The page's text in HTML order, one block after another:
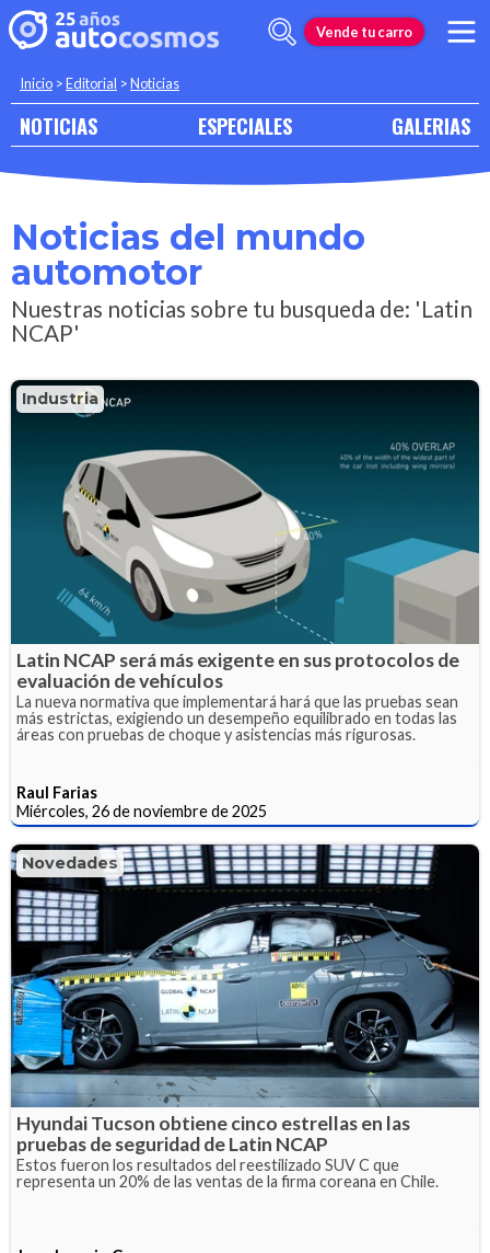
Vende tu carro
Inicio >Editorial >Noticias
NOTICIAS ESPECIALES GALERIAS
Noticias del mundo
automotor
Nuestras noticias sobre tu busqueda de: 'Latin
NCAP'
Industria
Latin NCAP será más exigente en sus protocolos de
evaluación de vehículos
La nueva normativa que implementará hará que las pruebas sean
más estrictas, exigiendo un desempeño equilibrado en todas las
áreas con pruebas de choque y asistencias más rigurosas.
Raul Farias
Miércoles, 26 de noviembre de 2025
Novedades
Hyundai Tucson obtiene cinco estrellas en las
pruebas de seguridad de Latin NCAP
Estos fueron los resultados del reestilizado SUV C que
representa un 20% de las ventas de la firma coreana en Chile.